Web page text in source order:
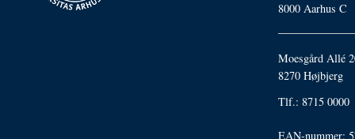
8000 Aarhus C
Moesgård Allé
8270 Højbjerg
Tlf.: 8715 0000
EAN-nummer: